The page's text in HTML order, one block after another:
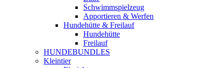
Schwimmspielzeug
Apportieren & Werfen
Hundehütte & Freilauf
Hundehütte
Freilauf
HUNDEBUNDLES
Kleintier